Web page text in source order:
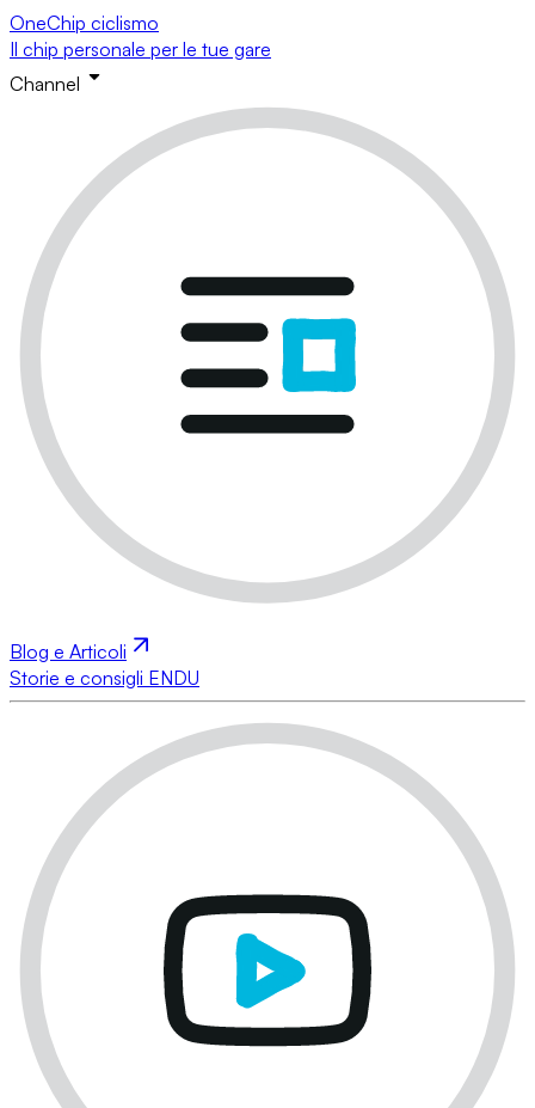
OneChip ciclismo
Il chip personale per le tue gare
Channel
Blog e Articoli
Storie e consigli ENDU